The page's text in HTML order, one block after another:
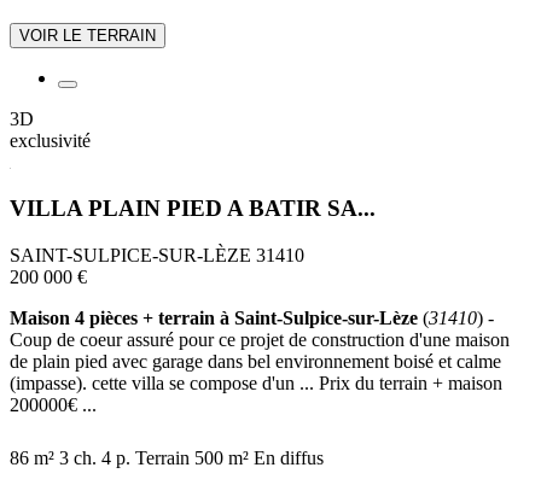
VOIR LE TERRAIN
3D
exclusivité
VILLA PLAIN PIED A BATIR SA...
SAINT-SULPICE-SUR-LÈZE 31410
200 000 €
Maison 4 pièces + terrain à Saint-Sulpice-sur-Lèze (31410) -
Coup de coeur assuré pour ce projet de construction d'une maison
de plain pied avec garage dans bel environnement boisé et calme
(impasse). cette villa se compose d'un ... Prix du terrain + maison
200000€ ...
86 m² 3 ch. 4 p. Terrain 500 m² En diffus